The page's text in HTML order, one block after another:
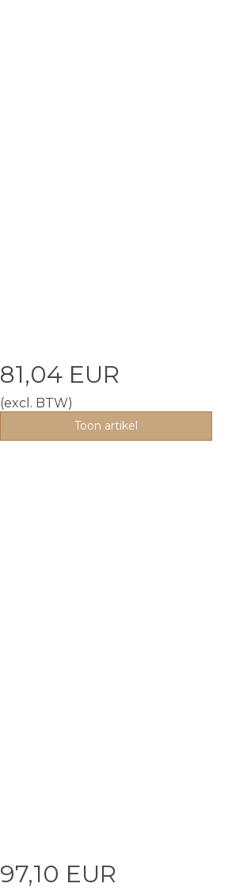
81,04 EUR
(excl. BTW)
Toon artikel
97,10 EUR